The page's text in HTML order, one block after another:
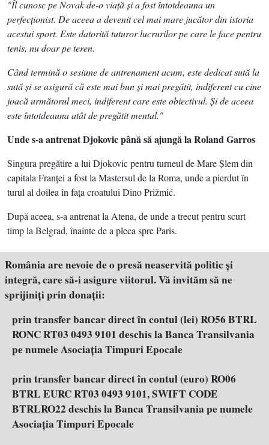
"Îl cunosc pe Novak de-o viaţă şi a fost întotdeauna un
perfecţionist. De aceea a devenit cel mai mare jucător din istoria
acestui sport. Este datorită tuturor lucrurilor pe care le face pentru
tenis, nu doar pe teren.
Când termină o sesiune de antrenament acum, este dedicat sută la
sută şi se asigură că este mai bun şi mai pregătit, indiferent cu cine
joacă următorul meci, indiferent care este obiectivul. Şi de aceea
este întotdeauna atât de pregătit mental."
Unde s-a antrenat Djokovic până să ajungă la Roland Garros
Singura pregătire a lui Djokovic pentru turneul de Mare Şlem din
capitala Franţei a fost la Mastersul de la Roma, unde a pierdut în
turul al doilea în faţa croatului Dino Prižmić.
După aceea, s-a antrenat la Atena, de unde a trecut pentru scurt
timp la Belgrad, înainte de a pleca spre Paris.
România are nevoie de o presă neaservită politic şi
integră, care să-i asigure viitorul. Vă invităm să ne
sprijiniţi prin donaţii:
prin transfer bancar direct în contul (lei) RO56 BTRL
RONC RT03 0493 9101 deschis la Banca Transilvania
pe numele Asociația Timpuri Epocale
prin transfer bancar direct în contul (euro) RO06
BTRL EURC RT03 0493 9101, SWIFT CODE
BTRLRO22 deschis la Banca Transilvania pe numele
Asociația Timpuri Epocale